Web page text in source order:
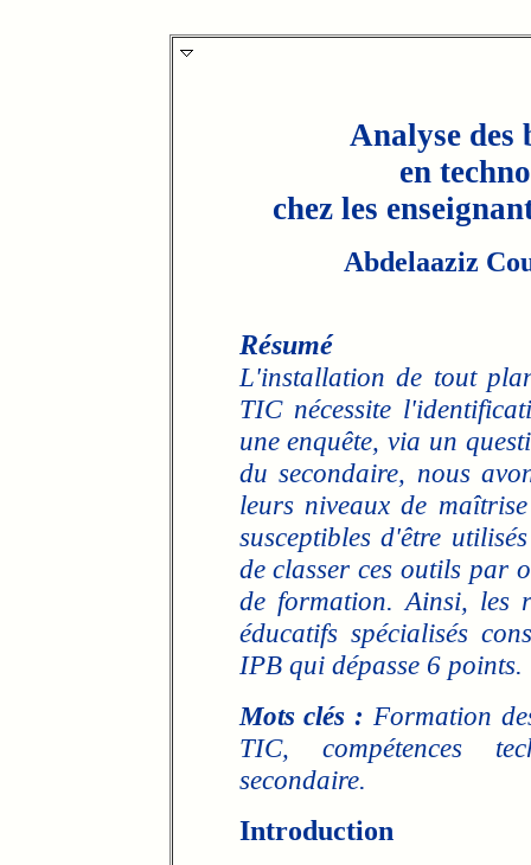
Analyse des
en
chez les
Abdelaaziz
Résumé
L'installation de tout
TIC nécessite
une enquête, via un
du secondaire, nous
leurs niveaux de
susceptibles d'être
de classer ces outils par
de formation. Ainsi, les
éducatifs spécialisés
IPB qui dépasse 6 points.
Mots clés : Formation
TIC, compétences
secondaire.
Introduction